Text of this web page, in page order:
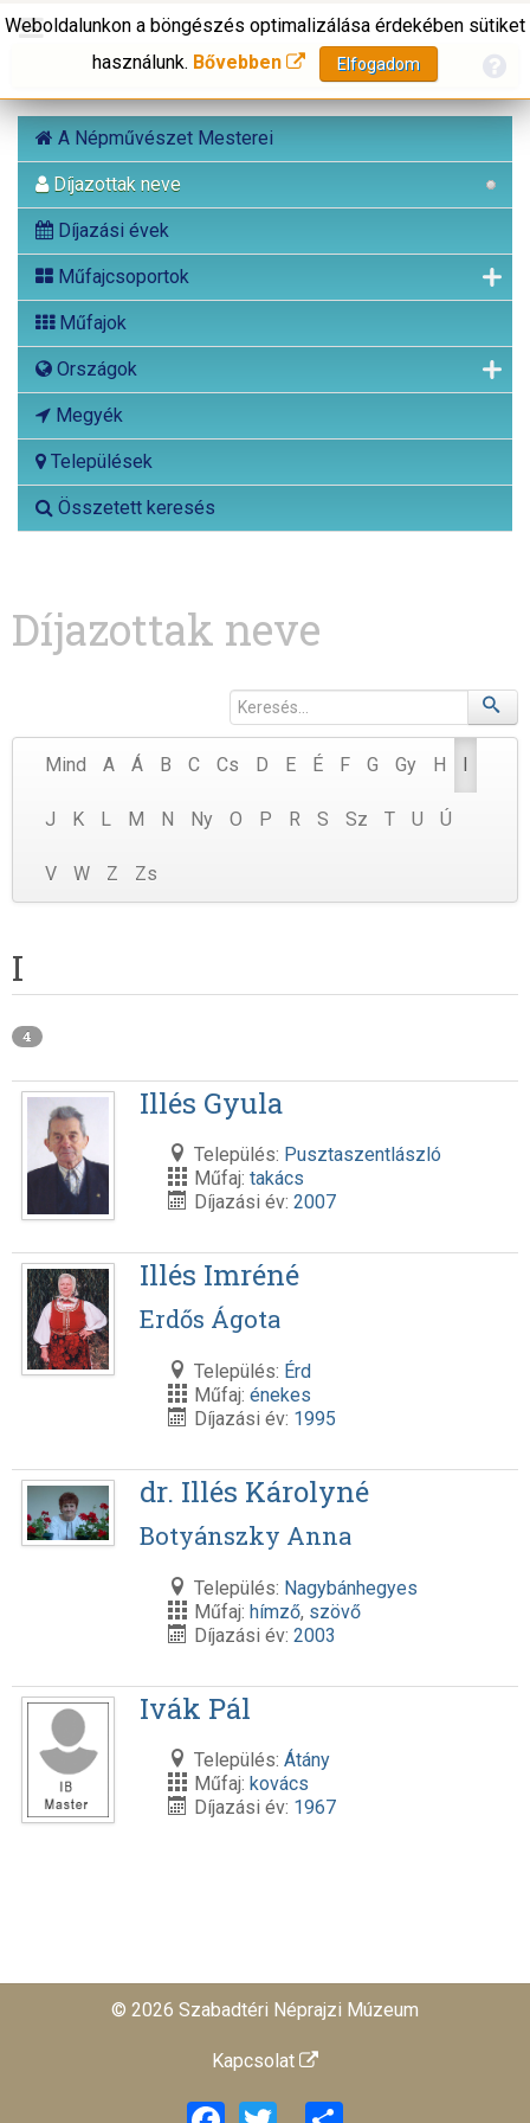
A Népművészet Mesterei
Díjazottak neve
Díjazási évek
Műfajcsoportok
Műfajok
Országok
Megyék
Települések
Összetett keresés
Weboldalunkon a böngészés optimalizálása érdekében sütiket
használunk. Bővebben Elfogadom
Díjazottak neve
Mind A Á B C Cs D E É F G Gy H
J K L M N Ny O P R S Sz T U Ú
V W Z Zs
I
4
Illés Gyula
Település: Pusztaszentlászló
Műfaj: takács
Díjazási év: 2007
Illés Imréné
Erdős Ágota
Település: Érd
Műfaj: énekes
Díjazási év: 1995
dr. Illés Károlyné
Botyánszky Anna
Település: Nagybánhegyes
Műfaj: hímző, szövő
Díjazási év: 2003
Ivák Pál
Település: Átány
Műfaj: kovács
Díjazási év: 1967
© 2026 Szabadtéri Néprajzi Múzeum
Kapcsolat